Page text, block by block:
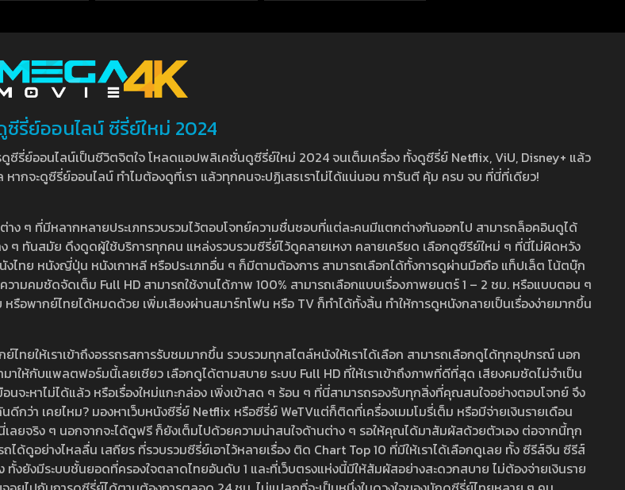
ซีรี่ย์ออนไลน์ ซีรี่ย์ใหม่ 2024
ย์ออนไลน์เป็นชีวิตจิตใจ โหลดแอปพลิเคชั่นดูซีรี่ย์ใหม่ 2024 จนเต็มเครื่อง ทั้งดูซีรี่ย์ Netflix, ViU, Disney+ แล้ว
หากจะดูซีรี่ย์ออนไลน์ ทำไมต้องดูที่เรา แล้วทุกคนจะปฏิเสธเราไม่ได้แน่นอน การันตี คุ้ม ครบ จบ ที่นี่ที่เดียว!
ง ๆ ที่มีหลากหลายประเภทรวบรวมไว้ตอบโจทย์ความชื่นชอบที่แต่ละคนมีแตกต่างกันออกไป สามารถล็อคอินดูได้
ๆ ทันสมัย ดึงดูดผู้ใช้บริการทุกคน แหล่งรวบรวมซีรี่ย์ไว้ดูคลายเหงา คลายเครียด เลือกดูซีรีย์ใหม่ ๆ ที่นี่ไม่ผิดหวัง
ทย หนังญี่ปุ่น หนังเกาหลี หรือประเภทอื่น ๆ ก็มีตามต้องการ สามารถเลือกได้ทั้งการดูผ่านมือถือ แท็ปเล็ต โน้ตบุ๊ก
มคมชัดจัดเต็ม Full HD สามารถใช้งานได้ภาพ 100% สามารถเลือกแบบเรื่องภาพยนตร์ 1 – 2 ชม. หรือแบบตอน ๆ
อพากย์ไทยได้หมดด้วย เพิ่มเสียงผ่านสมาร์ทโฟน หรือ TV ก็ทำได้ทั้งสิ้น ทำให้การดูหนังกลายเป็นเรื่องง่ายมากขึ้น
ยให้เราเข้าถึงอรรถรสการรับชมมากขึ้น รวบรวมทุกสไตล์หนังให้เราได้เลือก สามารถเลือกดูได้ทุกอุปกรณ์ นอก
ห้กับแพลตฟอร์มนี้เลยเชียว เลือกดูได้ตามสบาย ระบบ Full HD ที่ให้เราเข้าถึงภาพที่ดีที่สุด เสียงคมชัดไม่จำเป็น
นจะหาไม่ได้แล้ว หรือเรื่องใหม่แกะกล่อง เพิ่งเข้าสด ๆ ร้อน ๆ ที่นี่สามารถรองรับทุกสิ่งที่คุณสนใจอย่างตอบโจทย์ จึง
กว่า เคยไหม? มองหาเว็บหนังซีรี่ย์ Netflix หรือซีรี่ย์ WeTVแต่ก็ติดที่เครื่องเมมโมรี่เต็ม หรือมีจ่ายเงินรายเดือน
ยจริง ๆ นอกจากจะได้ดูฟรี ก็ยังเต็มไปด้วยความน่าสนใจด้านต่าง ๆ รอให้คุณได้มาสัมผัสด้วยตัวเอง ต่อจากนี้ทุก
ดูอย่างไหลลื่น เสถียร ที่รวบรวมซีรี่ย์เอาไว้หลายเรื่อง ติด Chart Top 10 ที่มีให้เราได้เลือกดูเลย ทั้ง ซีรีส์จีน ซีรีส์
งมีระบบชั้นยอดที่ครองใจตลาดไทยอันดับ 1 และที่เว็บตรงแห่งนี้มีให้สัมผัสอย่างสะดวกสบาย ไม่ต้องจ่ายเงินราย